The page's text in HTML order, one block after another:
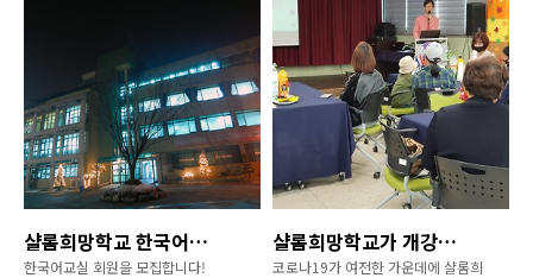
샬롬희망학교 한국어교실 회원모집
한국어교실 회원을 모집합니다!
샬롬희망학교가 개강하였습니다.
코로나19가 여전한 가운데에 샬롬희